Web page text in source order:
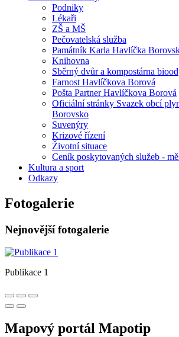
Podniky
Lékaři
ZŠ a MŠ
Pečovatelská služba
Památník Karla Havlíčka
Knihovna
Sběrný dvůr a kompostárna
Farnost Havlíčkova Borová
Pošta Partner Havlíčkova Borová
Oficiální stránky Svazek obcí
Borovsko
Suvenýry
Krizové řízení
Životní situace
Ceník poskytovaných služeb -
Kultura a sport
Odkazy
Fotogalerie
Nejnovější fotogalerie
Publikace 1
Mapový portál Mapotip